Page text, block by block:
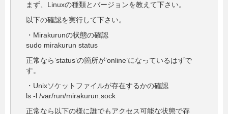
まず、Linuxの種類とバージョンを教えて下さい。
以下の確認を実行して下さい。
・Mirakurunの状態の確認
sudo mirakurun status
正常なら’status’の箇所が’online’になっているはずで
す。
・Unixソケットファイルが存在するかの確認
ls -l /var/run/mirakurun.sock
正常なら以下の様に誰でもアクセス可能な状態で存